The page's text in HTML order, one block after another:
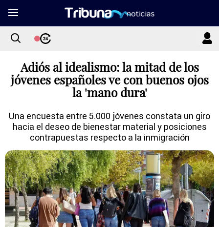
Adiós al idealismo: la mitad de los
jóvenes españoles ve con buenos ojos
la 'mano dura'
Una encuesta entre 5.000 jóvenes constata un giro
hacia el deseo de bienestar material y posiciones
contrapuestas respecto a la inmigración